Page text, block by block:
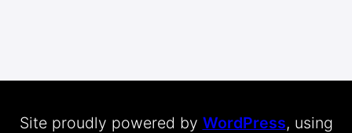
Site proudly powered by WordPress, using